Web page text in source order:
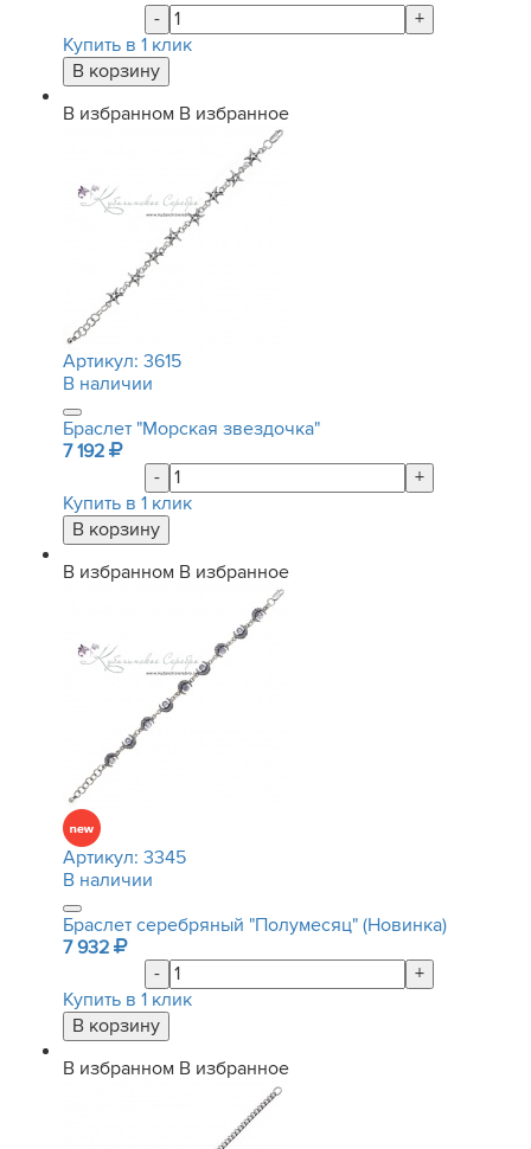
-
+
Купить в 1 клик
В избранном В избранное
Артикул: 3615
В наличии
Браслет "Морская звездочка"
7 192
-
+
Купить в 1 клик
В избранном В избранное
Артикул: 3345
В наличии
Браслет серебряный "Полумесяц" (Новинка)
7 932
-
+
Купить в 1 клик
В избранном В избранное